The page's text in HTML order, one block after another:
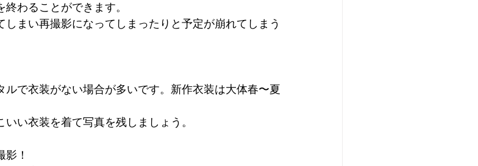
わることができます。
まい再撮影になってしまったりと予定が崩れてしまう
で衣装がない場合が多いです。新作衣装は大体春〜夏
い衣装を着て写真を残しましょう。
！